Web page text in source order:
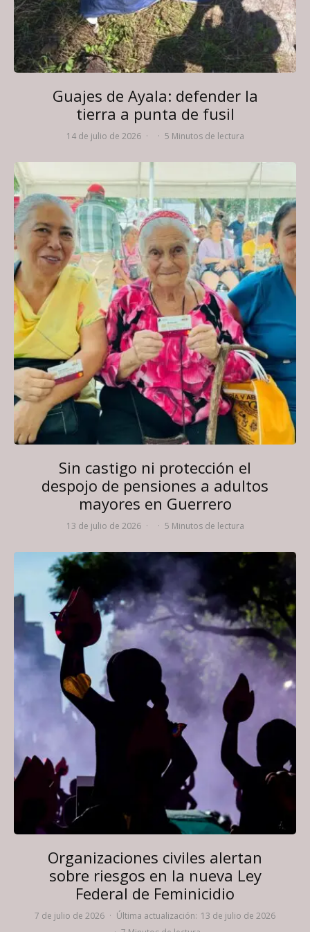
Guajes de Ayala: defender la
tierra a punta de fusil
14 de julio de 2026 · · 5 Minutos de lectura
Sin castigo ni protección el
despojo de pensiones a adultos
mayores en Guerrero
13 de julio de 2026 · · 5 Minutos de lectura
Organizaciones civiles alertan
sobre riesgos en la nueva Ley
Federal de Feminicidio
7 de julio de 2026 · Última actualización: 13 de julio de 2026